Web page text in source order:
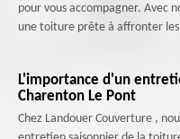
pour vous accompagner. Avec
une toiture prête à affronter
L'importance d'un
Charenton Le Pont
Chez Landouer Couverture ,